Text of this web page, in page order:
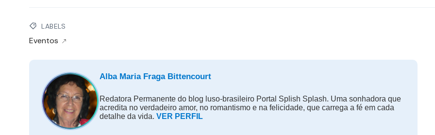
LABELS
Eventos
Alba Maria Fraga Bittencourt
Redatora Permanente do blog luso-brasileiro Portal Splish Splash. Uma sonhadora que
acredita no verdadeiro amor, no romantismo e na felicidade, que carrega a fé em cada
detalhe da vida. VER PERFIL